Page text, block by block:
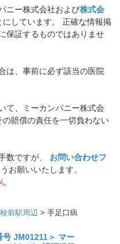
ニー株式会社および株式会
しています。 正確な情報掲
保証するものではありませ
は、事前に必ず該当の医院
て、ミーカンパニー株式会
の賠償の責任を一切負わない
数ですが、 お問い合わせフ
お願いいたします。
前駅周辺 > 手足口病